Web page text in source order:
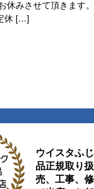
休みさせて頂きます
休 […]
ウイスタふ
品正規取り
売、工事、